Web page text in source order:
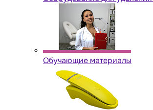
Обучающие материалы